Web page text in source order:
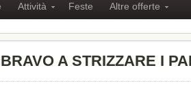
Attività Feste Altre offerte
BRAVO A STRIZZARE I